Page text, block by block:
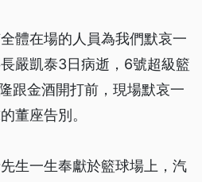
體在場的人員為我們默哀一
嚴凱泰3日病逝，6號超級籃
跟金酒開打前，現場默哀一
董座告別。
生一生奉獻於籃球場上，汽